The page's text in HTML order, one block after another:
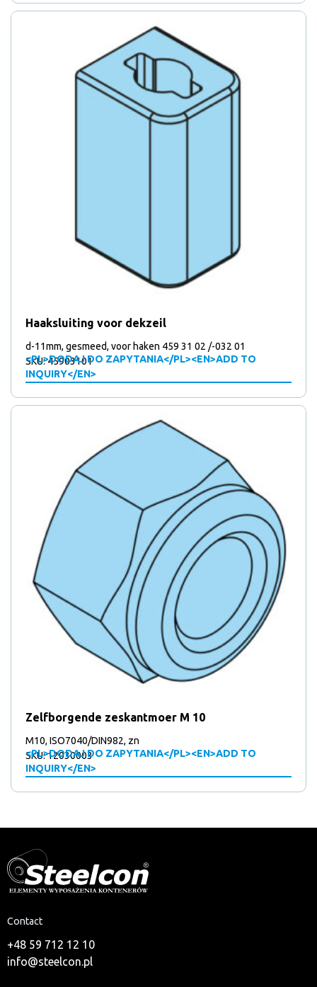
Haaksluiting voor dekzeil
d-11mm, gesmeed, voor haken 459 31 02 /-032 01
<PL>DODAJ DO ZAPYTANIA</PL><EN>ADD TO
INQUIRY</EN>
SKU: 45903101
Zelfborgende zeskantmoer M 10
M10, ISO7040/DIN982, zn
<PL>DODAJ DO ZAPYTANIA</PL><EN>ADD TO
INQUIRY</EN>
SKU: 12030003
Contact
+48 59 712 12 10
info@steelcon.pl